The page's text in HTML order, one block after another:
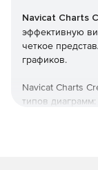
Navicat Charts
эффективную
четкое
графиков.
Navicat Charts
типов диаграмм: